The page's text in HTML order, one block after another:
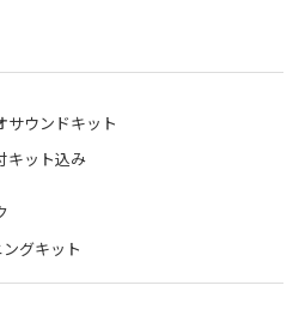
ウンドキット
ット込み
グキット